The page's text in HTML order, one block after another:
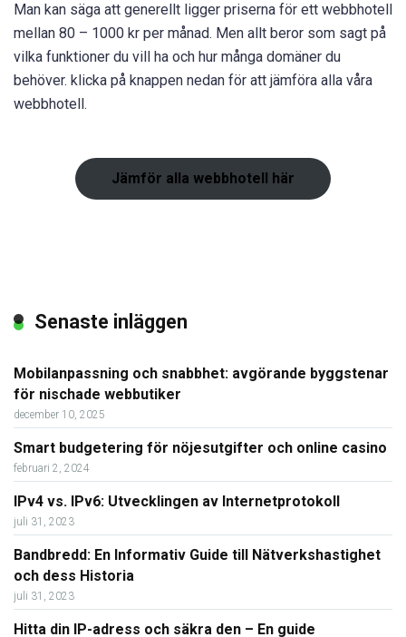
Man kan säga att generellt ligger priserna för ett webbhotell
mellan 80 – 1000 kr per månad. Men allt beror som sagt på
vilka funktioner du vill ha och hur många domäner du
behöver. klicka på knappen nedan för att jämföra alla våra
webbhotell.
Jämför alla webbhotell här
Senaste inläggen
Mobilanpassning och snabbhet: avgörande byggstenar
för nischade webbutiker
december 10, 2025
Smart budgetering för nöjesutgifter och online casino
februari 2, 2024
IPv4 vs. IPv6: Utvecklingen av Internetprotokoll
juli 31, 2023
Bandbredd: En Informativ Guide till Nätverkshastighet
och dess Historia
juli 31, 2023
Hitta din IP-adress och säkra den – En guide